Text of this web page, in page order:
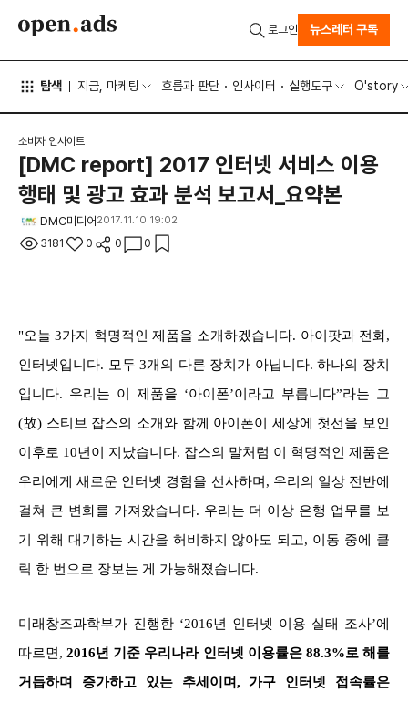
탐색 지금, 마케팅 흐름과 판단 인사이터 실행도구 O'story
로그인 뉴스레터 구독
소비자 인사이트
[DMC report] 2017 인터넷 서비스 이용
행태 및 광고 효과 분석 보고서_요약본
DMC미디어 2017.11.10 19:02
3181 0 0 0
"오늘 3가지 혁명적인 제품을 소개하겠습니다. 아이팟과 전화,
인터넷입니다. 모두 3개의 다른 장치가 아닙니다. 하나의 장치
입니다. 우리는 이 제품을 ‘아이폰’이라고 부릅니다”라는 고
(故) 스티브 잡스의 소개와 함께 아이폰이 세상에 첫선을 보인
이후로 10년이 지났습니다. 잡스의 말처럼 이 혁명적인 제품은
우리에게 새로운 인터넷 경험을 선사하며, 우리의 일상 전반에
걸쳐 큰 변화를 가져왔습니다. 우리는 더 이상 은행 업무를 보
기 위해 대기하는 시간을 허비하지 않아도 되고, 이동 중에 클
릭 한 번으로 장보는 게 가능해졌습니다.
미래창조과학부가 진행한 ‘2016년 인터넷 이용 실태 조사’에
따르면,2016년 기준 우리나라 인터넷 이용률은 88.3%로 해를
거듭하며 증가하고 있는 추세이며, 가구 인터넷 접속률은